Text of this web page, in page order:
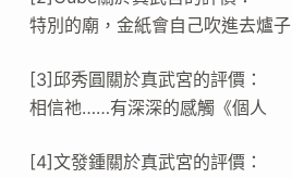
特別的廟，金紙會自己吹進去爐子
[3]邱秀圓關於真武宮的評價：
相信祂……有深深的感觸《個人
[4]文發鍾關於真武宮的評價：